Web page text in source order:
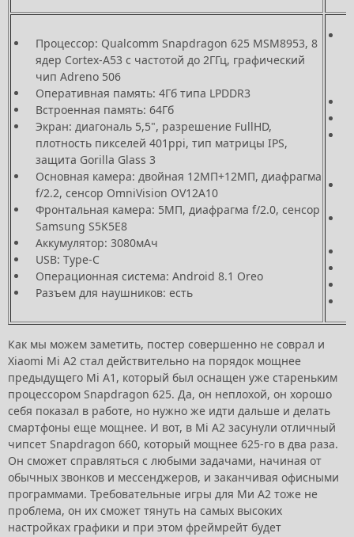
Процессор: Qualcomm Snapdragon 625 MSM8953, 8
ядер Cortex-A53 с частотой до 2ГГц, графический
чип Adreno 506
Оперативная память: 4Гб типа LPDDR3
Встроенная память: 64Гб
Экран: диагональ 5,5", разрешение FullHD,
плотность пикселей 401ppi, тип матрицы IPS,
защита Gorilla Glass 3
Основная камера: двойная 12МП+12МП, диафрагма
f/2.2, сенсор OmniVision OV12A10
Фронтальная камера: 5МП, диафрагма f/2.0, сенсор
Samsung S5K5E8
Аккумулятор: 3080мАч
USB: Type-C
Операционная система: Android 8.1 Oreo
Разъем для наушников: есть
Как мы можем заметить, постер совершенно не соврал и
Xiaomi Mi A2 стал действительно на порядок мощнее
предыдущего Mi A1, который был оснащен уже стареньким
процессором Snapdragon 625. Да, он неплохой, он хорошо
себя показал в работе, но нужно же идти дальше и делать
смартфоны еще мощнее. И вот, в Mi A2 засунули отличный
чипсет Snapdragon 660, который мощнее 625-го в два раза.
Он сможет справляться с любыми задачами, начиная от
обычных звонков и мессенджеров, и заканчивая офисными
программами. Требовательные игры для Ми А2 тоже не
проблема, он их сможет тянуть на самых высоких
настройках графики и при этом фреймрейт будет